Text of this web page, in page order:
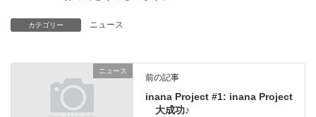
カテゴリー ニュース
ニュース
前の記事
inana Project #1: inana Project
大成功♪